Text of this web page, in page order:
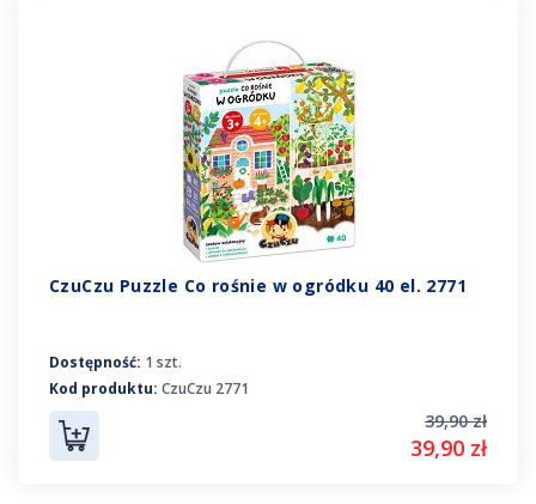
CzuCzu Puzzle Co rośnie w ogródku 40 el. 2771
Dostępność: 1 szt.
Kod produktu: CzuCzu 2771
39,90 zł
39,90 zł